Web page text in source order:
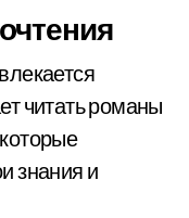
читать романы
знания и